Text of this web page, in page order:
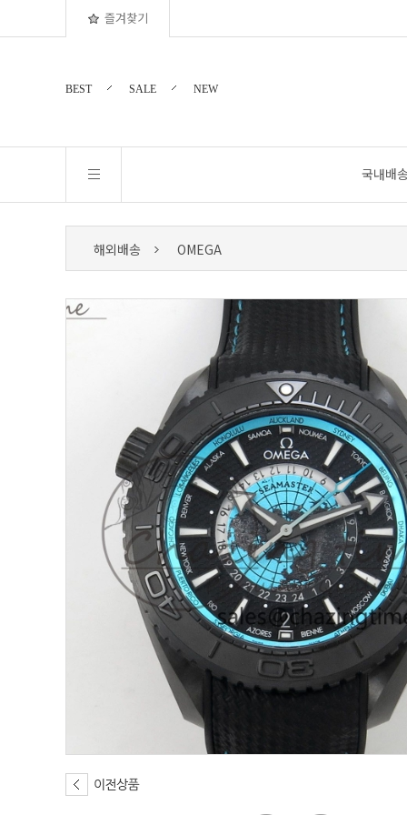
즐겨찾기
BEST SALE NEW
국내배
해외배송 OMEGA